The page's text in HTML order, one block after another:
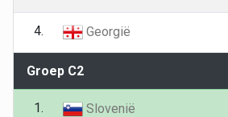
4. Georgië
Groep C2
1. Slovenië